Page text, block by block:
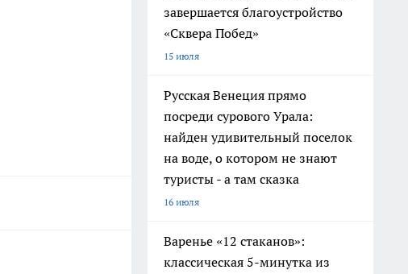
завершается благоустройство
«Сквера Побед»
15 июля
Русская Венеция прямо
посреди сурового Урала:
найден удивительный поселок
на воде, о котором не знают
туристы - а там сказка
16 июля
Варенье «12 стаканов»:
классическая 5-минутка из